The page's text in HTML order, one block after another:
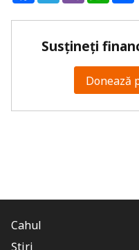
Susțineți
Donează
Cahul
Știri